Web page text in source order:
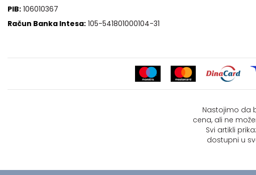
PIB: 106010367
Račun Banka Intesa: 105-541801000104-31
Nastojimo da
cena, ali ne
Svi artikli
dostupni u